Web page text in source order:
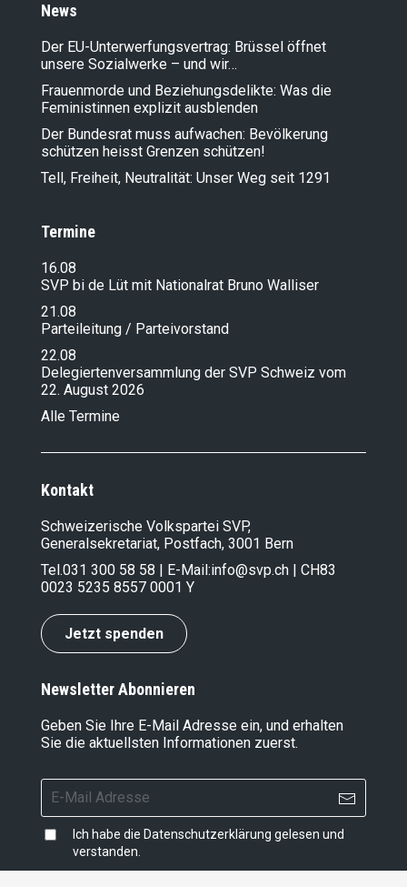
News
Der EU-Unterwerfungsvertrag: Brüssel öffnet
unsere Sozialwerke – und wir…
Frauenmorde und Beziehungsdelikte: Was die
Feministinnen explizit ausblenden
Der Bundesrat muss aufwachen: Bevölkerung
schützen heisst Grenzen schützen!
Tell, Freiheit, Neutralität: Unser Weg seit 1291
Termine
16.08
SVP bi de Lüt mit Nationalrat Bruno Walliser
21.08
Parteileitung / Parteivorstand
22.08
Delegiertenversammlung der SVP Schweiz vom
22. August 2026
Alle Termine
Kontakt
Schweizerische Volkspartei SVP,
Generalsekretariat, Postfach, 3001 Bern
Tel.031 300 58 58 | E-Mail:info@svp.ch | CH83
0023 5235 8557 0001 Y
Jetzt spenden
Newsletter Abonnieren
Geben Sie Ihre E-Mail Adresse ein, und erhalten
Sie die aktuellsten Informationen zuerst.
Ich habe die Datenschutzerklärung gelesen und
verstanden.